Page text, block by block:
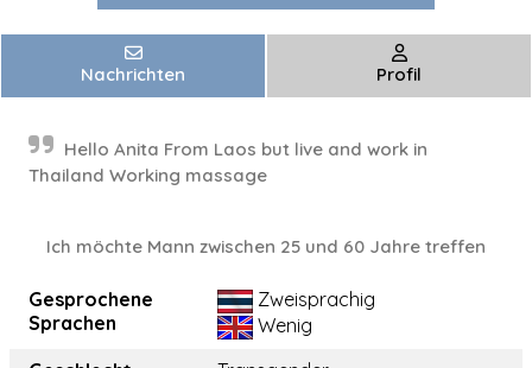
Nachrichten Profil
Hello Anita From Laos but live and work in
Thailand Working massage
Ich möchte Mann zwischen 25 und 60 Jahre treffen
Gesprochene
Sprachen
Zweisprachig
Wenig